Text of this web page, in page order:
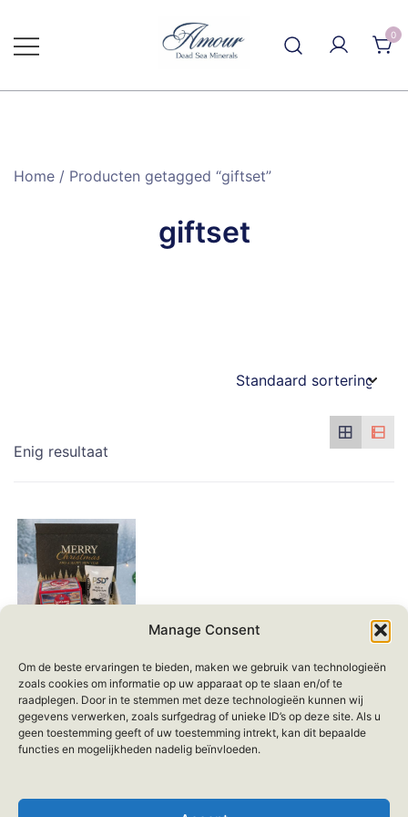
Manage Consent
Om de beste ervaringen te bieden, maken we gebruik van technologieën
zoals cookies om informatie op uw apparaat op te slaan en/of te
raadplegen. Door in te stemmen met deze technologieën kunnen wij
gegevens verwerken, zoals surfgedrag of unieke ID’s op deze site. Als u
geen toestemming geeft of uw toestemming intrekt, kan dit bepaalde
functies en mogelijkheden nadelig beïnvloeden.
naar
de
0
Home / Producten getagged “giftset”
giftset
Enig resultaat
giftset dode zee
mineralen –
Collageen
Dagcrème en
Mud body cream